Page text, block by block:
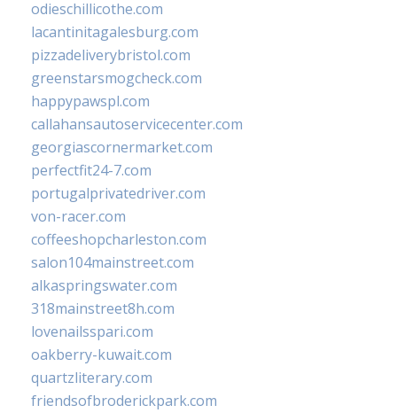
odieschillicothe.com
lacantinitagalesburg.com
pizzadeliverybristol.com
greenstarsmogcheck.com
happypawspl.com
callahansautoservicecenter.com
georgiascornermarket.com
perfectfit24-7.com
portugalprivatedriver.com
von-racer.com
coffeeshopcharleston.com
salon104mainstreet.com
alkaspringswater.com
318mainstreet8h.com
lovenailsspari.com
oakberry-kuwait.com
quartzliterary.com
friendsofbroderickpark.com